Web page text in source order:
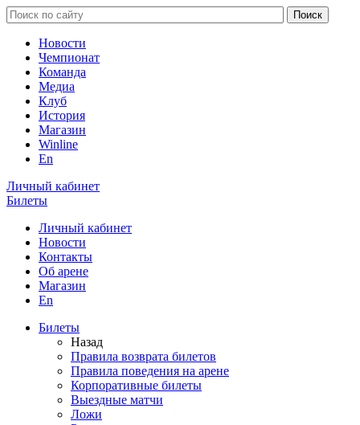
Новости
Чемпионат
Команда
Медиа
Клуб
История
Магазин
Winline
En
Личный кабинет
Билеты
Личный кабинет
Новости
Контакты
Об арене
Магазин
En
Билеты
Назад
Правила возврата билетов
Правила поведения на арене
Корпоративные билеты
Выездные матчи
Ложи